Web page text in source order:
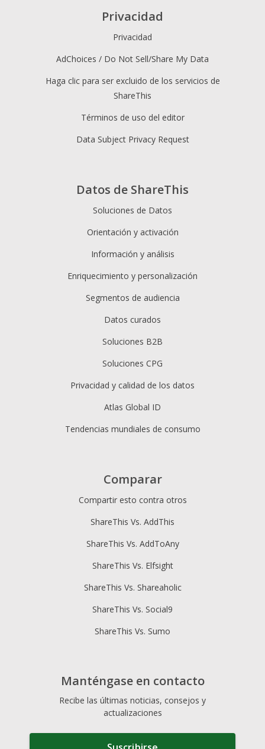
Datos de ShareThis
Soluciones de Datos
Orientación y activación
Información y análisis
Enriquecimiento y personalización
Segmentos de audiencia
Datos curados
Soluciones B2B
Soluciones CPG
Privacidad y calidad de los datos
Atlas Global ID
Tendencias mundiales de consumo
Privacidad
Privacidad
AdChoices / Do Not Sell/Share My Data
Haga clic para ser excluido de los servicios de
ShareThis
Términos de uso del editor
Data Subject Privacy Request
Comparar
Compartir esto contra otros
ShareThis Vs. AddThis
ShareThis Vs. AddToAny
ShareThis Vs. Elfsight
ShareThis Vs. Shareaholic
ShareThis Vs. Social9
ShareThis Vs. Sumo
Manténgase en contacto
Recibe las últimas noticias, consejos y
actualizaciones